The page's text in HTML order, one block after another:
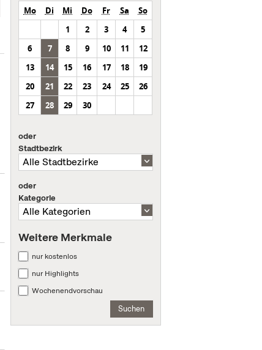
Mo Di Mi Do Fr Sa
So
1
2 3 4
5
6
7 8 9 10 11
12
13
14 15 16 17 18
19
20
21 22 23 24 25
26
27
28 29 30
oder
Stadtbezirk
oder
Kategorie
Weitere Merkmale
nur kostenlos
nur Highlights
Wochenendvorschau
Suchen